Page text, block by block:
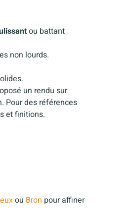
ou battant
non lourds.
un rendu sur
Pour des références
et finitions.
ou Bron pour affiner